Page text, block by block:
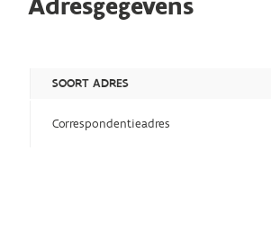
Adresgegevens
SOORT ADRES
Correspondentieadres